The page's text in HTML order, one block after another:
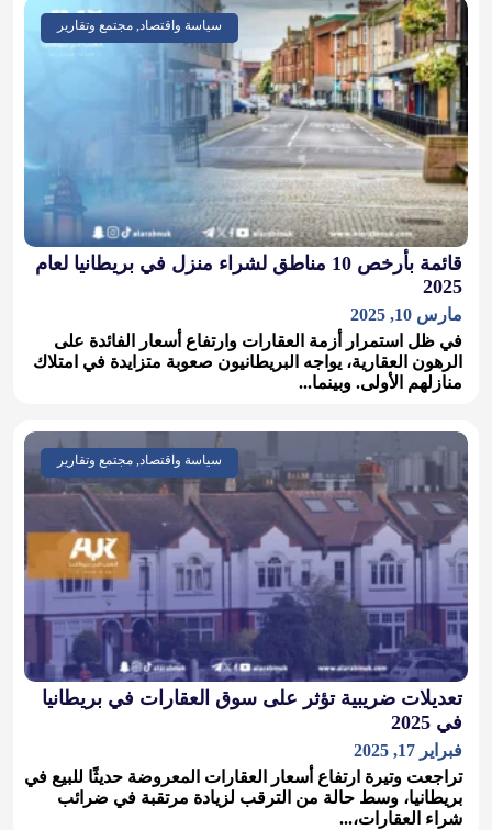
سياسة واقتصاد, مجتمع وتقارير
قائمة بأرخص 10 مناطق لشراء منزل في بريطانيا لعام
2025
مارس 10, 2025
في ظل استمرار أزمة العقارات وارتفاع أسعار الفائدة على
الرهون العقارية، يواجه البريطانيون صعوبة متزايدة في امتلاك
منازلهم الأولى. وبينما...
سياسة واقتصاد, مجتمع وتقارير
تعديلات ضريبية تؤثر على سوق العقارات في بريطانيا
في 2025
فبراير 17, 2025
تراجعت وتيرة ارتفاع أسعار العقارات المعروضة حديثًا للبيع في
بريطانيا، وسط حالة من الترقب لزيادة مرتقبة في ضرائب
شراء العقارات،...